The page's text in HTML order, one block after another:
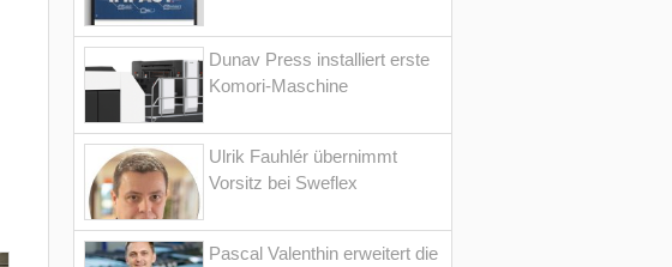
Dunav Press installiert erste
Komori-Maschine
Ulrik Fauhlér übernimmt
Vorsitz bei Sweflex
Pascal Valenthin erweitert die